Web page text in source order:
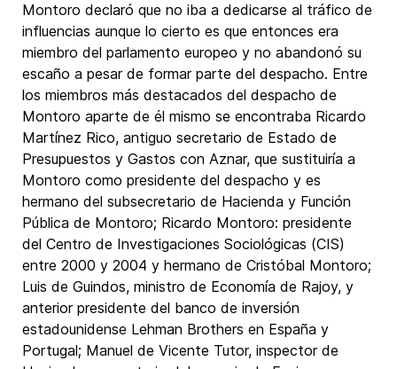
Montoro declaró que no iba a dedicarse al tráfico de
influencias aunque lo cierto es que entonces era
miembro del parlamento europeo y no abandonó su
escaño a pesar de formar parte del despacho. Entre
los miembros más destacados del despacho de
Montoro aparte de él mismo se encontraba Ricardo
Martínez Rico, antiguo secretario de Estado de
Presupuestos y Gastos con Aznar, que sustituiría a
Montoro como presidente del despacho y es
hermano del subsecretario de Hacienda y Función
Pública de Montoro; Ricardo Montoro: presidente
del Centro de Investigaciones Sociológicas (CIS)
entre 2000 y 2004 y hermano de Cristóbal Montoro;
Luis de Guindos, ministro de Economía de Rajoy, y
anterior presidente del banco de inversión
estadounidense Lehman Brothers en España y
Portugal; Manuel de Vicente Tutor, inspector de